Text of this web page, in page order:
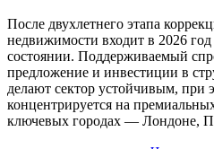
После двухлетнего этапа
недвижимости входит в 2026
состоянии. Поддерживаемый
предложение и инвестиции в
делают сектор устойчивым, при
концентрируется на
ключевых городах — Лондоне,